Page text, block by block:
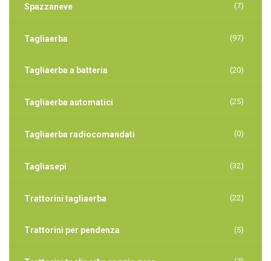
Spazzaneve (7)
Tagliaerba (97)
Tagliaerba a batteria (20)
Tagliaerba automatici (25)
Tagliaerba radiocomandati (0)
Tagliasepi (32)
Trattorini tagliaerba (22)
Trattorini per pendenza (5)